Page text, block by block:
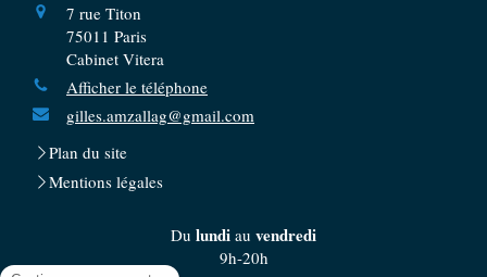
7 rue Titon
75011 Paris
Cabinet Vitera
Afficher le téléphone
gilles.amzallag@gmail.com
Plan du site
Mentions légales
Du lundi au vendredi
9h-20h